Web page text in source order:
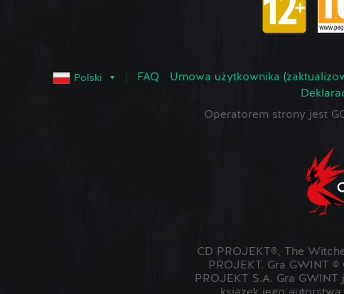
Polski FAQ Umowa użytkownika
Operatorem strony jest
CD PROJEKT®, The
PROJEKT. Gra GWINT
PROJEKT S.A. Gra